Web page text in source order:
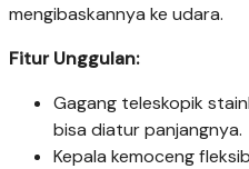
mengibaskannya ke udara.
Fitur Unggulan:
Gagang teleskopik
bisa diatur panjangnya.
Kepala kemoceng